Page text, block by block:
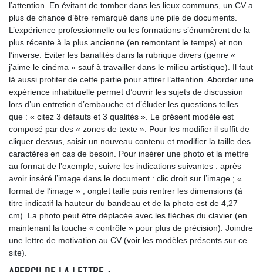
l’attention. En évitant de tomber dans les lieux communs, un CV a
plus de chance d’être remarqué dans une pile de documents.
L’expérience professionnelle ou les formations s’énumèrent de la
plus récente à la plus ancienne (en remontant le temps) et non
l’inverse. Eviter les banalités dans la rubrique divers (genre «
j’aime le cinéma » sauf à travailler dans le milieu artistique). Il faut
là aussi profiter de cette partie pour attirer l’attention. Aborder une
expérience inhabituelle permet d’ouvrir les sujets de discussion
lors d’un entretien d’embauche et d’éluder les questions telles
que : « citez 3 défauts et 3 qualités ». Le présent modèle est
composé par des « zones de texte ». Pour les modifier il suffit de
cliquer dessus, saisir un nouveau contenu et modifier la taille des
caractères en cas de besoin. Pour insérer une photo et la mettre
au format de l’exemple, suivre les indications suivantes : après
avoir inséré l’image dans le document : clic droit sur l’image ; «
format de l’image » ; onglet taille puis rentrer les dimensions (à
titre indicatif la hauteur du bandeau et de la photo est de 4,27
cm). La photo peut être déplacée avec les flèches du clavier (en
maintenant la touche « contrôle » pour plus de précision). Joindre
une lettre de motivation au CV (voir les modèles présents sur ce
site).